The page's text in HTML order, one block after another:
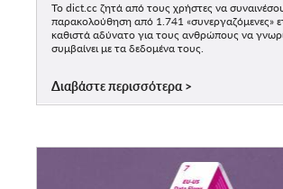
Το dict.cc ζητά από τους χρήστες να
παρακολούθηση από 1.741 «συνεργαζόμενες»
καθιστά αδύνατο για τους ανθρώπους να
συμβαίνει με τα δεδομένα τους.
Διαβάστε περισσότερα